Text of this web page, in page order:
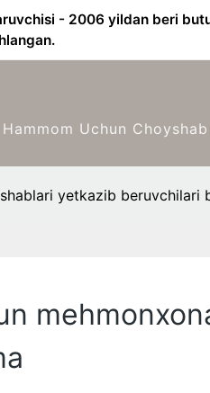
- 2006 yildan beri
Hammom Uchun Choyshab
yetkazib beruvchilari